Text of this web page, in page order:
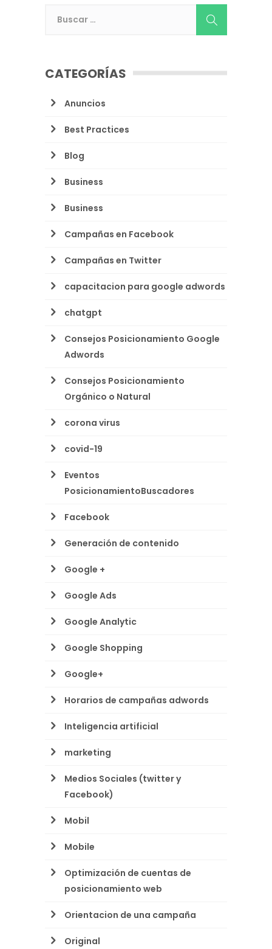
CATEGORÍAS
Anuncios
Best Practices
Blog
Business
Business
Campañas en Facebook
Campañas en Twitter
capacitacion para google adwords
chatgpt
Consejos Posicionamiento Google
Adwords
Consejos Posicionamiento
Orgánico o Natural
corona virus
covid-19
Eventos
PosicionamientoBuscadores
Facebook
Generación de contenido
Google +
Google Ads
Google Analytic
Google Shopping
Google+
Horarios de campañas adwords
Inteligencia artificial
marketing
Medios Sociales (twitter y
Facebook)
Mobil
Mobile
Optimización de cuentas de
posicionamiento web
Orientacion de una campaña
Original